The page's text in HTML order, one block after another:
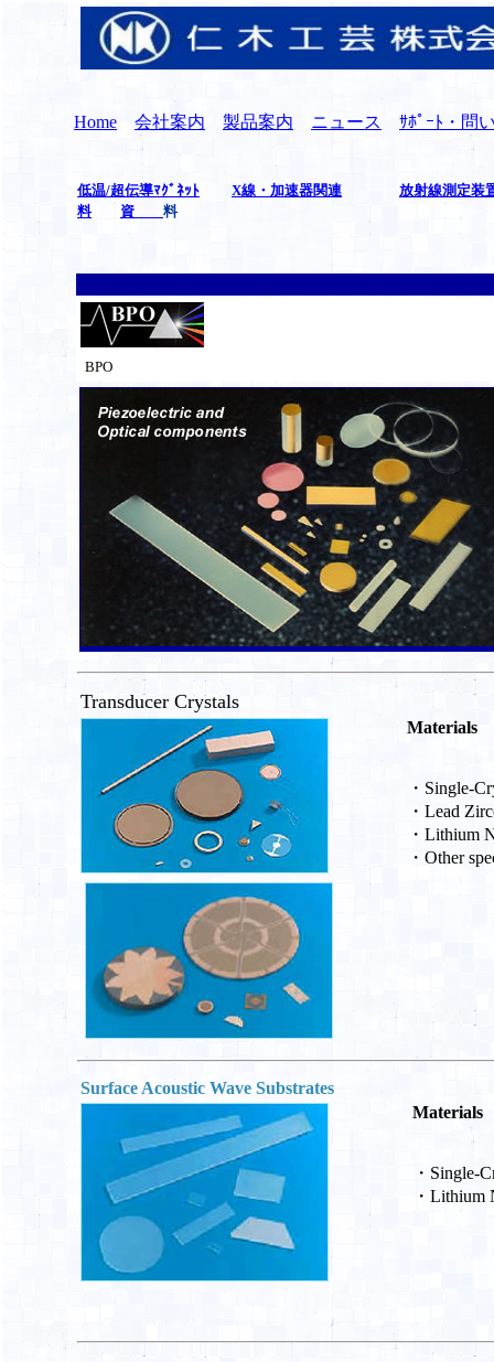
Home 会社案内 製品案内 ニュース ｻﾎﾟｰﾄ・問
低温/超伝導ﾏｸﾞﾈｯﾄ X線・加速器関連
放射線測定装
料
資 料
BPO
Transducer Crystals
・
・
・
・Other
Surface Acoustic Wave Substrates
Materials
・Single-
・Lithium